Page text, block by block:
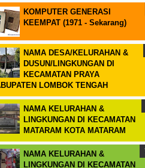
KOMPUTER GENERASI
KEEMPAT (1971 - Sekarang)
NAMA DESA/KELURAHAN &
DUSUN/LINGKUNGAN DI
KECAMATAN PRAYA
LOMBOK TENGAH
NAMA KELURAHAN &
LINGKUNGAN DI KECAMATAN
MATARAM KOTA MATARAM
NAMA KELURAHAN &
LINGKUNGAN DI KECAMATAN